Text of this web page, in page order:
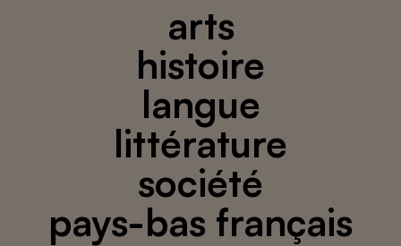
arts
histoire
langue
littérature
société
pays-bas français